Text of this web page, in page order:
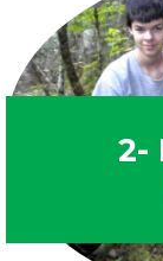
2-